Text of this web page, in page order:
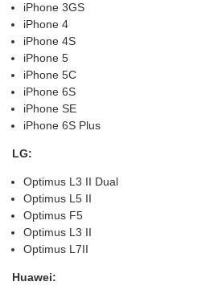
iPhone 3GS
iPhone 4
iPhone 4S
iPhone 5
iPhone 5C
iPhone 6S
iPhone SE
iPhone 6S Plus
LG:
Optimus L3 II Dual
Optimus L5 II
Optimus F5
Optimus L3 II
Optimus L7II
Huawei: